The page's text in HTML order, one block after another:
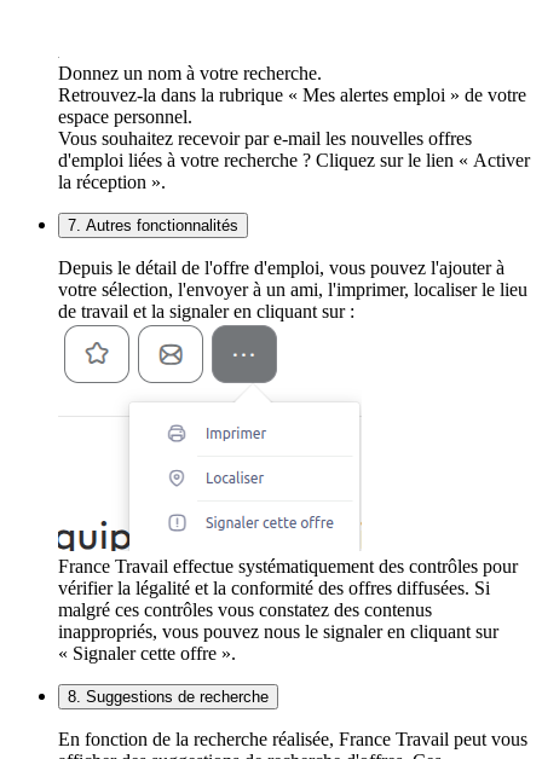
Donnez un nom à votre recherche.
Retrouvez-la dans la rubrique « Mes alertes emploi » de votre
espace personnel.
Vous souhaitez recevoir par e-mail les nouvelles offres
d'emploi liées à votre recherche ? Cliquez sur le lien « Activer
la réception ».
7. Autres fonctionnalités
Depuis le détail de l'offre d'emploi, vous pouvez l'ajouter à
votre sélection, l'envoyer à un ami, l'imprimer, localiser le lieu
de travail et la signaler en cliquant sur :
France Travail effectue systématiquement des contrôles pour
vérifier la légalité et la conformité des offres diffusées. Si
malgré ces contrôles vous constatez des contenus
inappropriés, vous pouvez nous le signaler en cliquant sur
« Signaler cette offre ».
8. Suggestions de recherche
En fonction de la recherche réalisée, France Travail peut vous